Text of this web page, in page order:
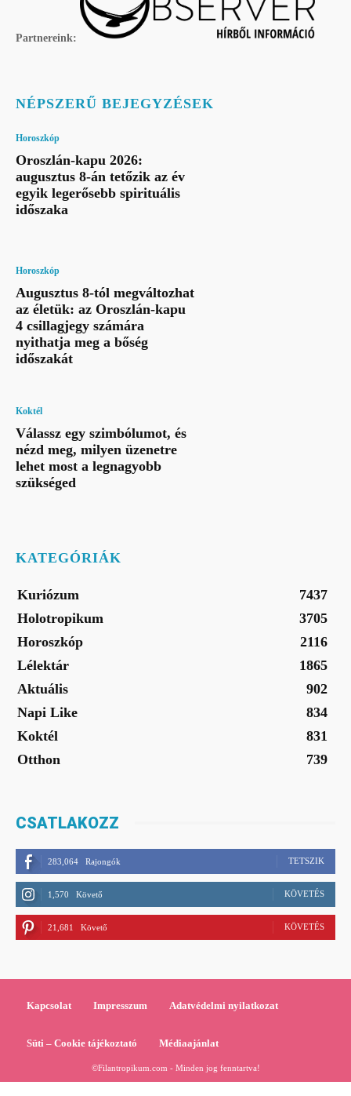
Partnereink:
NÉPSZERŰ BEJEGYZÉSEK
Horoszkóp
Oroszlán-kapu 2026:
augusztus 8-án tetőzik az év
egyik legerősebb spirituális
időszaka
Horoszkóp
Augusztus 8-tól megváltozhat
az életük: az Oroszlán-kapu
4 csillagjegy számára
nyithatja meg a bőség
időszakát
Koktél
Válassz egy szimbólumot, és
nézd meg, milyen üzenetre
lehet most a legnagyobb
szükséged
KATEGÓRIÁK
Kuriózum
7437
Holotropikum
3705
Horoszkóp
2116
Lélektár
1865
Aktuális
902
Napi Like
834
Koktél
831
Otthon
739
CSATLAKOZZ
283,064 Rajongók TETSZIK
1,570 Követő KÖVETÉS
21,681 Követő KÖVETÉS
Kapcsolat Impresszum Adatvédelmi nyilatkozat
Süti – Cookie tájékoztató Médiaajánlat
©Filantropikum.com - Minden jog fenntartva!